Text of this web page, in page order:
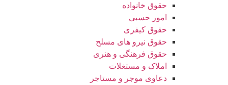
حقوق خانواده
امور حسبی
حقوق کیفری
حقوق نیرو های مسلح
حقوق فرهنگی و هنری
املاک و مستغلات
دعاوی موجر و مستاجر